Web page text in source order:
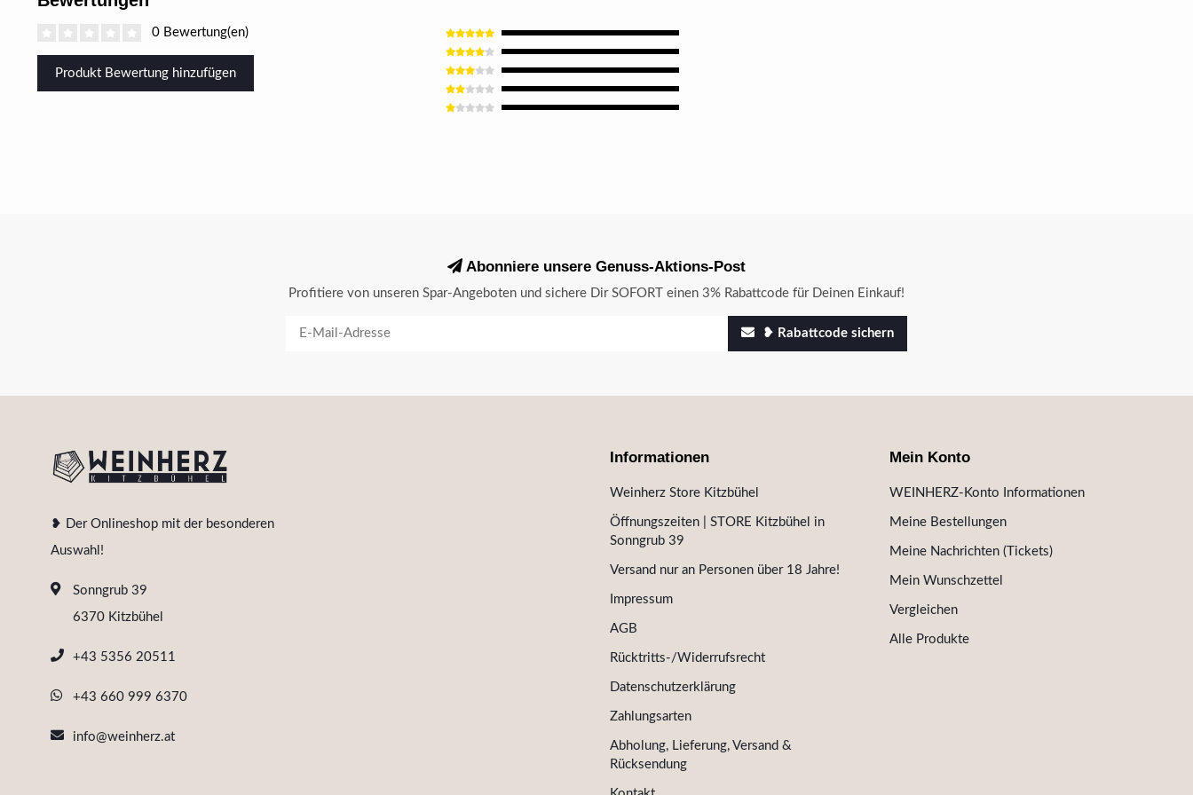
0 Bewertung(en)
Produkt Bewertung hinzufügen
Abonniere unsere Genuss-Aktions-Post
Profitiere von unseren Spar-Angeboten und sichere Dir SOFORT einen 3% Rabattcode für Deinen Einkauf!
❥ Rabattcode sichern
❥ Der Onlineshop mit der besonderen
Auswahl!
Sonngrub 39
6370 Kitzbühel
+43 5356 20511
+43 660 999 6370
info@weinherz.at
Informationen
Weinherz Store Kitzbühel
Öffnungszeiten | STORE Kitzbühel in
Sonngrub 39
Versand nur an Personen über 18 Jahre!
Impressum
AGB
Rücktritts-/Widerrufsrecht
Datenschutzerklärung
Zahlungsarten
Abholung, Lieferung, Versand &
Rücksendung
Mein Konto
WEINHERZ-Konto Informationen
Meine Bestellungen
Meine Nachrichten (Tickets)
Mein Wunschzettel
Vergleichen
Alle Produkte